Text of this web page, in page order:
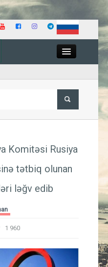
İqtisadiyyat
Mədəniyyət
Komitəsi Rusiya
tətbiq olunan
ləğv edib
1 960